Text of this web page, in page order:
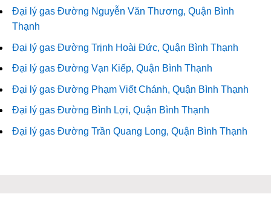
Đại lý gas Đường Nguyễn Văn Thương, Quận Bình
Thạnh
Đại lý gas Đường Trịnh Hoài Đức, Quận Bình Thạnh
Đại lý gas Đường Vạn Kiếp, Quận Bình Thạnh
Đại lý gas Đường Phạm Viết Chánh, Quận Bình Thạnh
Đại lý gas Đường Bình Lợi, Quận Bình Thạnh
Đại lý gas Đường Trần Quang Long, Quận Bình Thạnh